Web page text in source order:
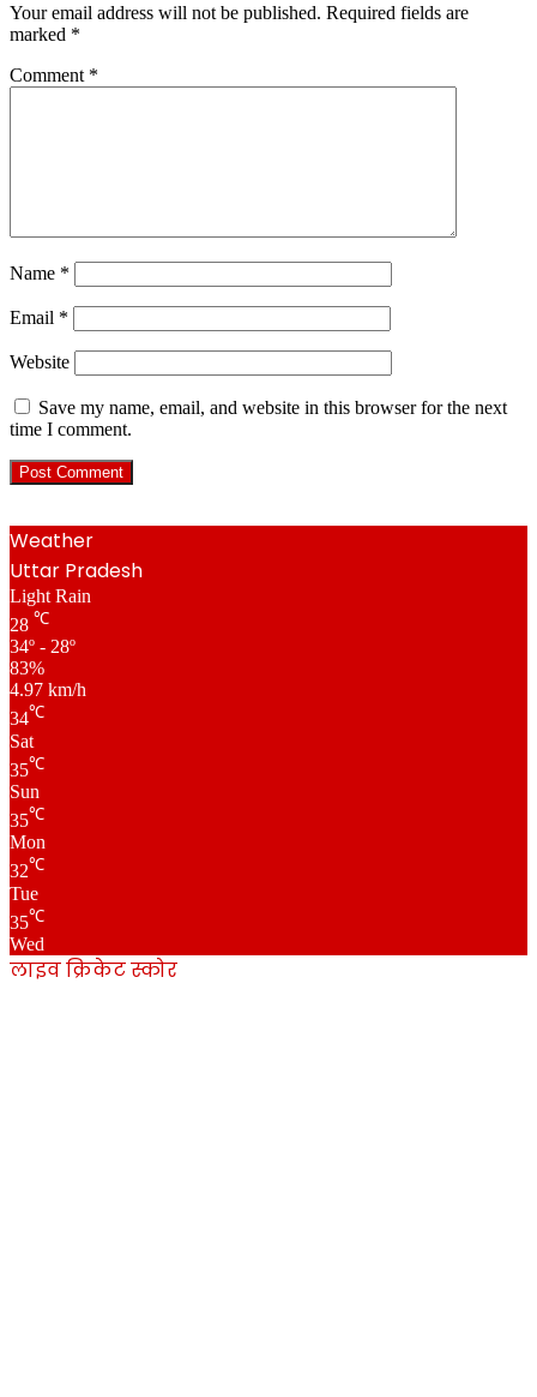
Your email address will not be published. Required fields are
marked *
Comment *
Name *
Email *
Website
Save my name, email, and website in this browser for the next
time I comment.
Weather
Uttar Pradesh
Light Rain
28 ℃
34º - 28º
83%
4.97 km/h
34℃
Sat
35℃
Sun
35℃
Mon
32℃
Tue
35℃
Wed
लाइव क्रिकेट स्कोर